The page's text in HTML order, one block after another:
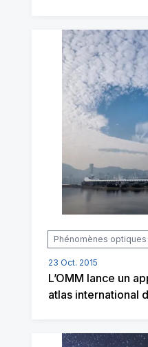
Phénomènes optiques
23 Oct. 2015
L’OMM lance un
atlas international